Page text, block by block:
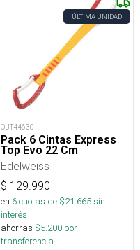
ÚLTIMA UNIDAD
OUT44630
Pack 6 Cintas Express
Top Evo 22 Cm
Edelweiss
$ 129.990
en 6cuotas de $21.665sin
interés
ahorras $5.200 por
transferencia.